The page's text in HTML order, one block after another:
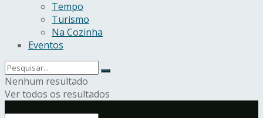
Tempo
Turismo
Na Cozinha
Eventos
Nenhum resultado
Ver todos os resultados